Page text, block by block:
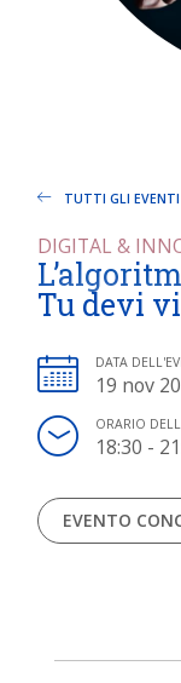
TUTTI GLI EVENTI
DIGITAL &
Tu devi
DATA
19 nov
ORARIO
18:30 -
EVENTO